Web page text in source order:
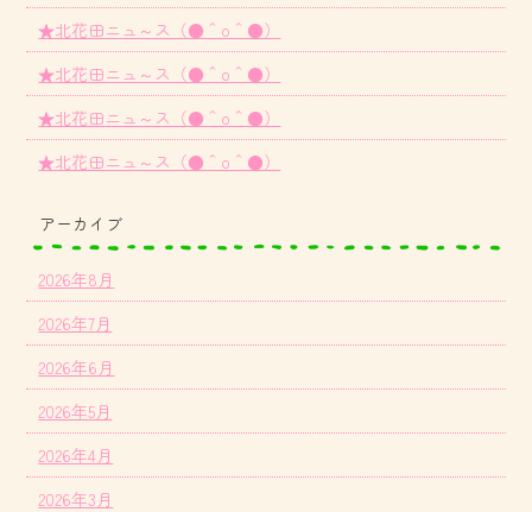
★北花田ニュ～ス（●＾o＾●）
★北花田ニュ～ス（●＾o＾●）
★北花田ニュ～ス（●＾o＾●）
★北花田ニュ～ス（●＾o＾●）
アーカイブ
2026年8月
2026年7月
2026年6月
2026年5月
2026年4月
2026年3月